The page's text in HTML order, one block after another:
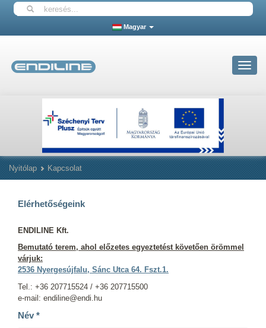
Magyar
Toggle
Nyitólap Kapcsolat
Elérhetőségeink
ENDILINE Kft.
Bemutató terem, ahol előzetes egyeztetést követően örömmel
várjuk:
2536 Nyergesújfalu, Sánc Utca 64. Fszt.1.
Tel.: +36 207715524 / +36 207715500
e-mail: endiline@endi.hu
Név *